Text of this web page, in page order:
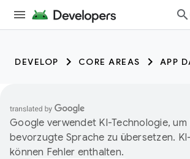
DEVELOP CORE AREAS APP
Google verwendet KI-Technologie, um
bevorzugte Sprache zu übersetzen.
können Fehler enthalten.